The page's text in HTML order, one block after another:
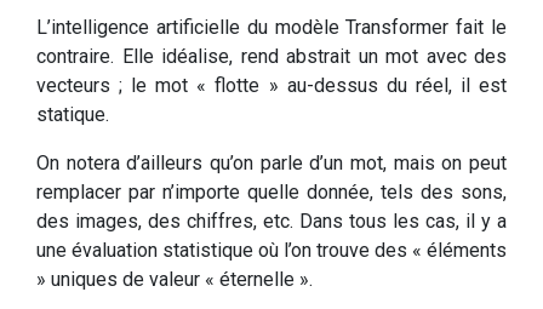
L’intelligence artificielle du modèle Transformer fait le
contraire. Elle idéalise, rend abstrait un mot avec des
vecteurs ; le mot « flotte » au-dessus du réel, il est
statique.
On notera d’ailleurs qu’on parle d’un mot, mais on peut
remplacer par n’importe quelle donnée, tels des sons,
des images, des chiffres, etc. Dans tous les cas, il y a
une évaluation statistique où l’on trouve des « éléments
» uniques de valeur « éternelle ».